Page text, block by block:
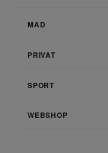
MAD
PRIVAT
SPORT
WEBSHOP